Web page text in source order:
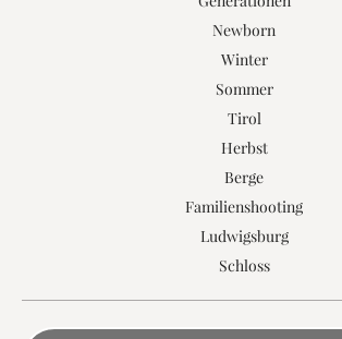
Newborn
Winter
Sommer
Tirol
Herbst
Berge
Familienshooting
Ludwigsburg
Schloss